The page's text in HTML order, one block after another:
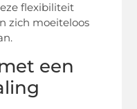
flexibiliteit
zich moeiteloos
een